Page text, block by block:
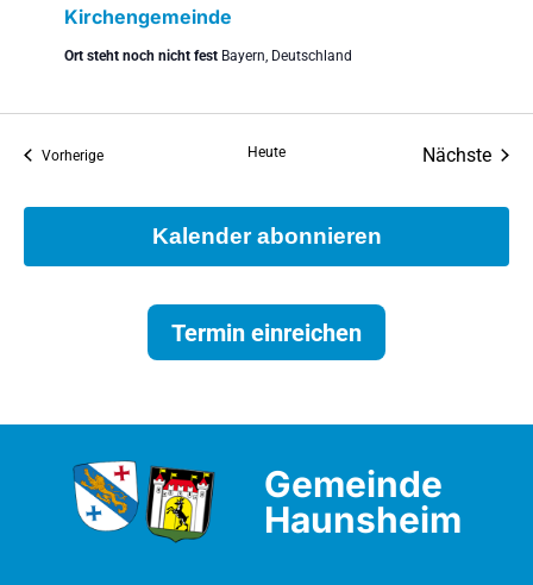
Kirchengemeinde
Ort steht noch nicht fest Bayern, Deutschland
VorherigeVeranstaltungen Heute Nächste
Kalender abonnieren
Termin einreichen
Gemeinde
Haunsheim